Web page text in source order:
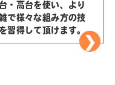
・高台を使い、より
で様々な組み方の技
習得して頂けます。